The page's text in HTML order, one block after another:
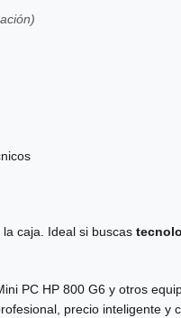
la caja. Ideal si buscas
PC HP 800 G6 y otros
precio inteligente y